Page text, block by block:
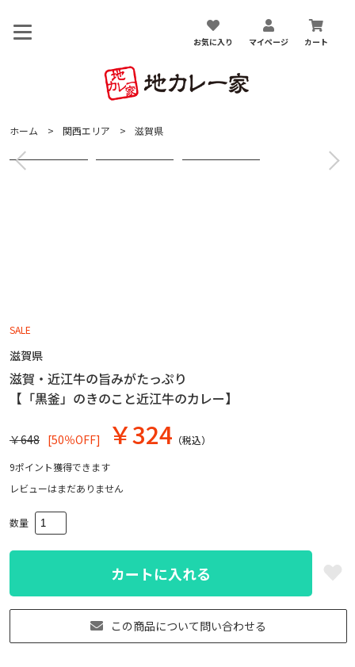
お気に入り マイページ カート
ホーム 関西エリア 滋賀県
SALE
滋賀県
滋賀・近江牛の旨みがたっぷり
【「黒釜」のきのこと近江牛のカレー】
￥648 [50％OFF] ￥324 （税込）
9ポイント獲得できます
レビューはまだありません
数量
カートに入れる
この商品について問い合わせる